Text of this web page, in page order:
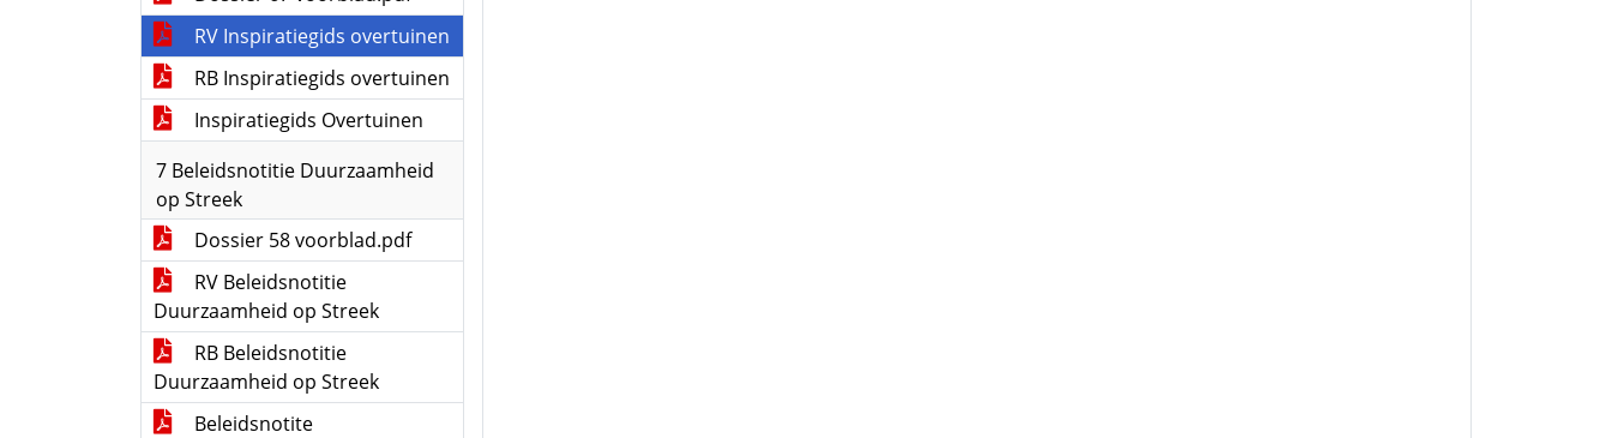
RV Inspiratiegids overtuinen
RB Inspiratiegids overtuinen
Inspiratiegids Overtuinen
7 Beleidsnotitie Duurzaamheid
op Streek
Dossier 58 voorblad.pdf
RV Beleidsnotitie
Duurzaamheid op Streek
RB Beleidsnotitie
Duurzaamheid op Streek
Beleidsnotite